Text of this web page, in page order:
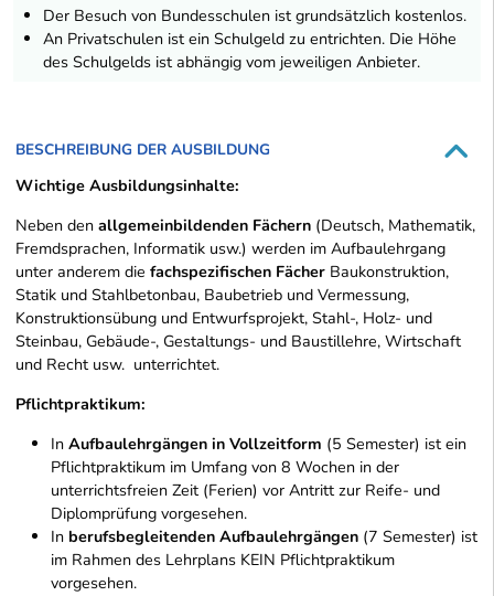
Der Besuch von Bundesschulen ist grundsätzlich kostenlos.
An Privatschulen ist ein Schulgeld zu entrichten. Die Höhe
des Schulgelds ist abhängig vom jeweiligen Anbieter.
BESCHREIBUNG DER AUSBILDUNG
Wichtige Ausbildungsinhalte:
Neben den allgemeinbildenden Fächern (Deutsch, Mathematik,
Fremdsprachen, Informatik usw.) werden im Aufbaulehrgang
unter anderem die fachspezifischen Fächer Baukonstruktion,
Statik und Stahlbetonbau, Baubetrieb und Vermessung,
Konstruktionsübung und Entwurfsprojekt, Stahl-, Holz- und
Steinbau, Gebäude-, Gestaltungs- und Baustillehre, Wirtschaft
und Recht usw. unterrichtet.
Pflichtpraktikum:
In Aufbaulehrgängen in Vollzeitform (5 Semester) ist ein
Pflichtpraktikum im Umfang von 8 Wochen in der
unterrichtsfreien Zeit (Ferien) vor Antritt zur Reife- und
Diplomprüfung vorgesehen.
In berufsbegleitenden Aufbaulehrgängen (7 Semester) ist
im Rahmen des Lehrplans KEIN Pflichtpraktikum
vorgesehen.